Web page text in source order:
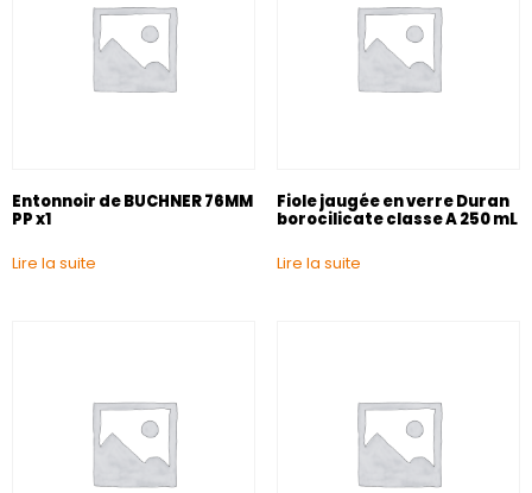
Entonnoir de BUCHNER 76MM
PP x1
Lire la suite
Fiole jaugée en verre Duran
borocilicate classe A 250 mL
Lire la suite